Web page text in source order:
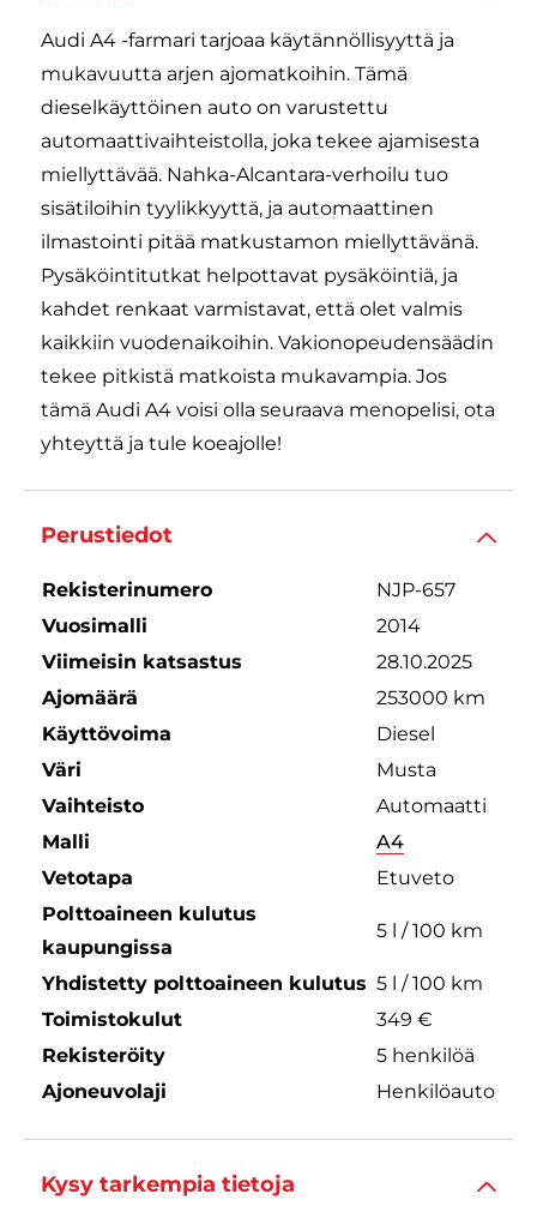
Audi A4 -farmari tarjoaa käytännöllisyyttä ja
mukavuutta arjen ajomatkoihin. Tämä
dieselkäyttöinen auto on varustettu
automaattivaihteistolla, joka tekee ajamisesta
miellyttävää. Nahka-Alcantara-verhoilu tuo
sisätiloihin tyylikkyyttä, ja automaattinen
ilmastointi pitää matkustamon miellyttävänä.
Pysäköintitutkat helpottavat pysäköintiä, ja
kahdet renkaat varmistavat, että olet valmis
kaikkiin vuodenaikoihin. Vakionopeudensäädin
tekee pitkistä matkoista mukavampia. Jos
tämä Audi A4 voisi olla seuraava menopelisi, ota
yhteyttä ja tule koeajolle!
Perustiedot
Rekisterinumero
NJP-657
Vuosimalli
2014
Viimeisin katsastus
28.10.2025
Ajomäärä
253000 km
Käyttövoima
Diesel
Väri
Musta
Vaihteisto
Automaatti
Malli
A4
Vetotapa
Etuveto
Polttoaineen kulutus
kaupungissa
5 l / 100 km
Yhdistetty polttoaineen kulutus 5 l / 100 km
Toimistokulut
349 €
Rekisteröity
5 henkilöä
Ajoneuvolaji
Henkilöauto
Kysy tarkempia tietoja